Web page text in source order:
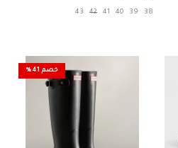
38
39
40
41
42
43
خصم 41%